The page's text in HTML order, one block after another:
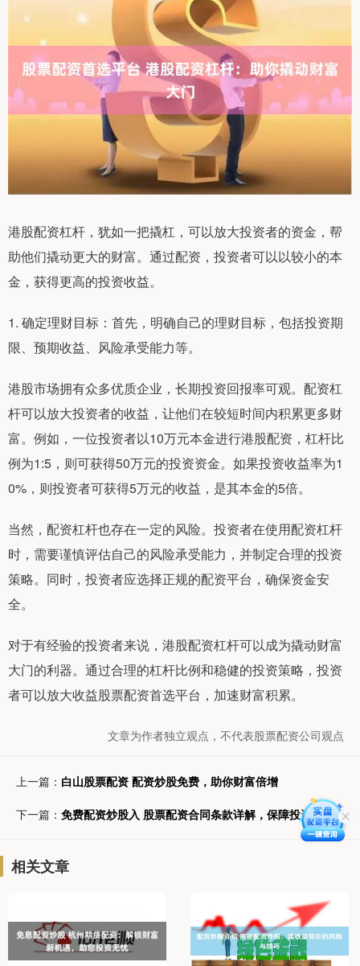
港股配资杠杆，犹如一把撬杠，可以放大投资者的资金，帮
助他们撬动更大的财富。通过配资，投资者可以以较小的本
金，获得更高的投资收益。
1. 确定理财目标：首先，明确自己的理财目标，包括投资期
限、预期收益、风险承受能力等。
港股市场拥有众多优质企业，长期投资回报率可观。配资杠
杆可以放大投资者的收益，让他们在较短时间内积累更多财
富。例如，一位投资者以10万元本金进行港股配资，杠杆比
例为1:5，则可获得50万元的投资资金。如果投资收益率为1
0%，则投资者可获得5万元的收益，是其本金的5倍。
当然，配资杠杆也存在一定的风险。投资者在使用配资杠杆
时，需要谨慎评估自己的风险承受能力，并制定合理的投资
策略。同时，投资者应选择正规的配资平台，确保资金安
全。
对于有经验的投资者来说，港股配资杠杆可以成为撬动财富
大门的利器。通过合理的杠杆比例和稳健的投资策略，投资
者可以放大收益股票配资首选平台，加速财富积累。
文章为作者独立观点，不代表股票配资公司观点
上一篇： 白山股票配资 配资炒股免费，助你财富倍增
下一篇： 免费配资炒股入 股票配资合同条款详解，保障投资权益
相关文章